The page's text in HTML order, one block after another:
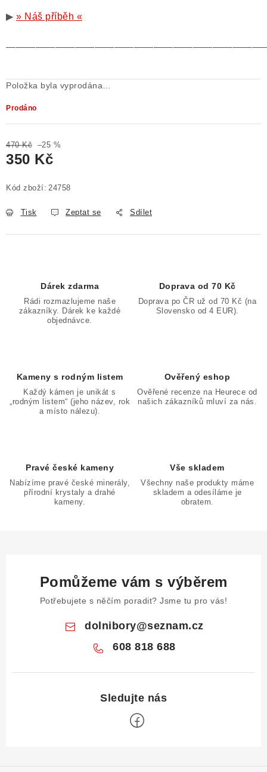
▶ » Náš příběh «
Položka byla vyprodána…
Prodáno
470 Kč –25 %
350 Kč
Kód zboží: 24758
Tisk Zeptat se Sdílet
Dárek zdarma
Rádi rozmazlujeme naše
zákazníky. Dárek ke každé
objednávce.
Doprava od 70 Kč
Doprava po ČR už od 70 Kč (na
Slovensko od 4 EUR).
Kameny s rodným listem
Každý kámen je unikát s
„rodným listem“ (jeho název, rok
a místo nálezu).
Ověřený eshop
Ověřené recenze na Heurece od
našich zákazníků mluví za nás.
Pravé české kameny
Nabízíme pravé české minerály,
přírodní krystaly a drahé
kameny.
Vše skladem
Všechny naše produkty máme
skladem a odesíláme je
obratem.
Pomůžeme vám s výběrem
Potřebujete s něčím poradit? Jsme tu pro vás!
dolnibory@seznam.cz
608 818 688